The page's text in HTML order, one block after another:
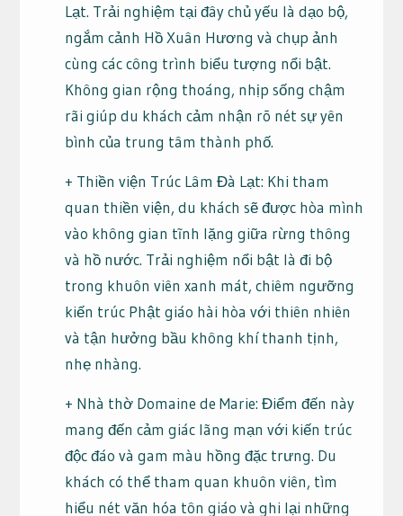
Lạt. Trải nghiệm tại đây chủ yếu là dạo bộ,
ngắm cảnh Hồ Xuân Hương và chụp ảnh
cùng các công trình biểu tượng nổi bật.
Không gian rộng thoáng, nhịp sống chậm
rãi giúp du khách cảm nhận rõ nét sự yên
bình của trung tâm thành phố.
+ Thiền viện Trúc Lâm Đà Lạt: Khi tham
quan thiền viện, du khách sẽ được hòa mình
vào không gian tĩnh lặng giữa rừng thông
và hồ nước. Trải nghiệm nổi bật là đi bộ
trong khuôn viên xanh mát, chiêm ngưỡng
kiến trúc Phật giáo hài hòa với thiên nhiên
và tận hưởng bầu không khí thanh tịnh,
nhẹ nhàng.
+ Nhà thờ Domaine de Marie: Điểm đến này
mang đến cảm giác lãng mạn với kiến trúc
độc đáo và gam màu hồng đặc trưng. Du
khách có thể tham quan khuôn viên, tìm
hiểu nét văn hóa tôn giáo và ghi lại những